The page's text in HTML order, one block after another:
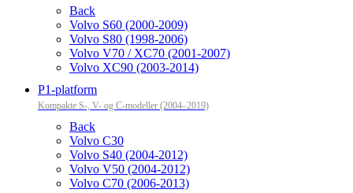
Back
Volvo S60 (2000-2009)
Volvo S80 (1998-2006)
Volvo V70 / XC70 (2001-2007)
Volvo XC90 (2003-2014)
P1-platform
Kompakte S-, V- og C-modeller (2004–2019)
Back
Volvo C30
Volvo S40 (2004-2012)
Volvo V50 (2004-2012)
Volvo C70 (2006-2013)